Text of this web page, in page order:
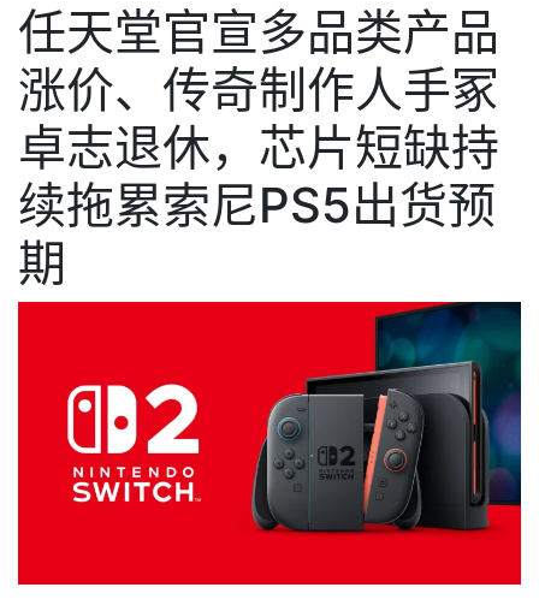
任天堂官宣多品类产品
涨价、传奇制作人手冢
卓志退休，芯片短缺持
续拖累索尼PS5出货预
期